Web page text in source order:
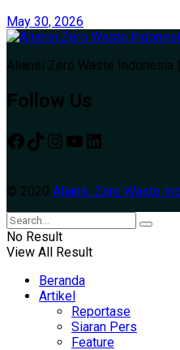
May 30, 2026
Aliansi Zero Waste Indonesia
Follow Us
© 2020 Aliansi Zero Waste
No Result
View All Result
Beranda
Artikel
Reportase
Siaran Pers
Feature